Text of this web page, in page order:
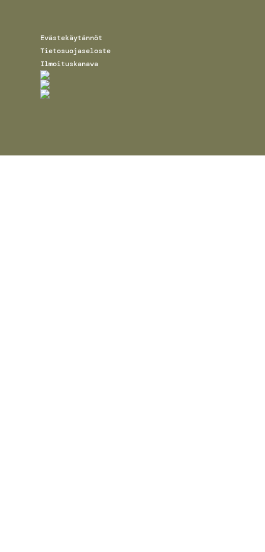
Evästekäytännöt
Tietosuojaseloste
Ilmoituskanava